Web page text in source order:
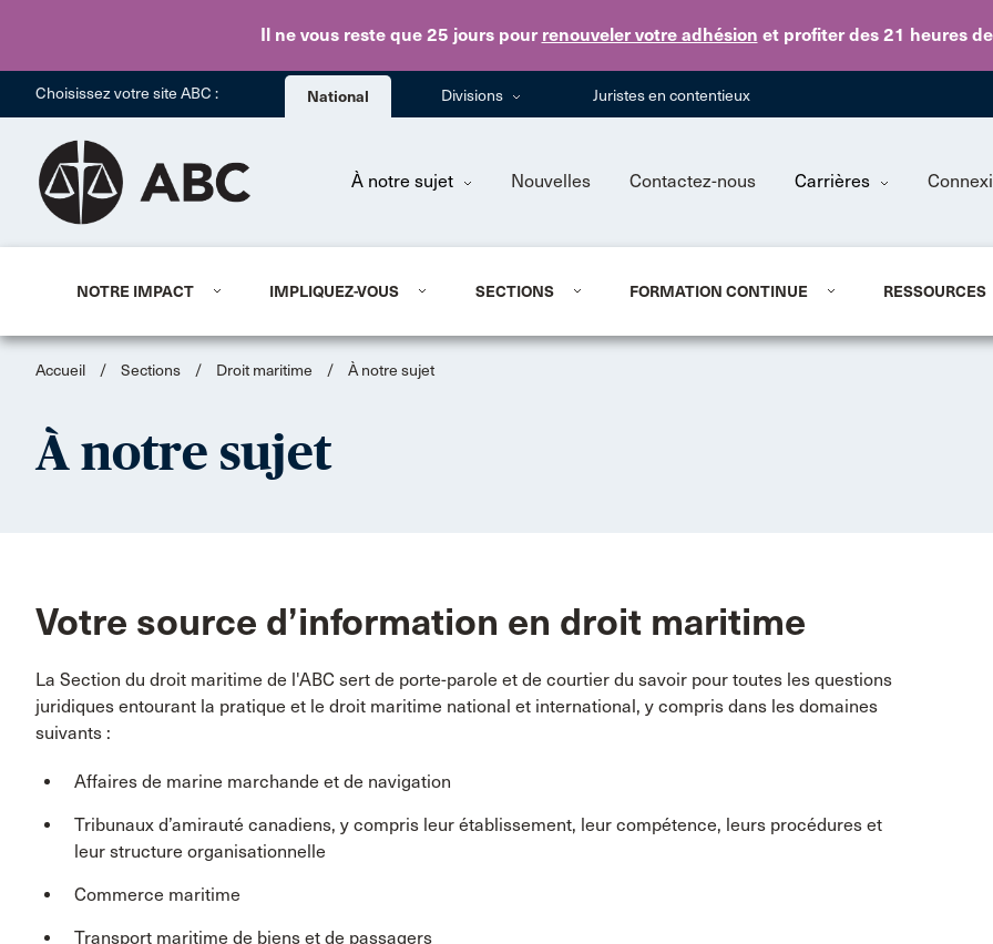
Il ne vous reste que 25 jourspour renouveler votre adhésion et profiter des 21 heures
Skip to main content
Choisissez votre site ABC : National Divisions Juristes en contentieux
À notre sujet Nouvelles Contactez-nous Carrières
NOTRE IMPACT IMPLIQUEZ-VOUS SECTIONS FORMATION CONTINUE RESSOURCES
Accueil / Sections / Droit maritime / À notre sujet
À notre sujet
Votre source d’information en droit maritime
La Section du droit maritime de l'ABC sert de porte-parole et de courtier du savoir pour toutes les questions
juridiques entourant la pratique et le droit maritime national et international, y compris dans les domaines
suivants :
Affaires de marine marchande et de navigation
Tribunaux d’amirauté canadiens, y compris leur établissement, leur compétence, leurs procédures et
leur structure organisationnelle
Commerce maritime
Transport maritime de biens et de passagers